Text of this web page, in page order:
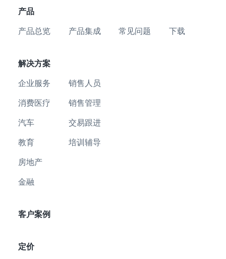
产品
产品总览 产品集成 常见问题 下载
解决方案
企业服务
消费医疗
汽车
教育
房地产
金融
销售人员
销售管理
交易跟进
培训辅导
客户案例
定价